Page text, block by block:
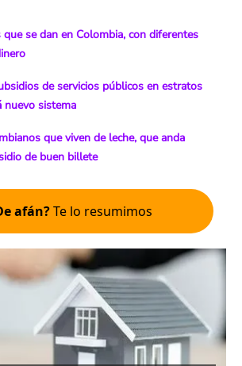
se dan en Colombia, con diferentes
de servicios públicos en estratos
nuevo sistema
que viven de leche, que anda
de buen billete
afán?Te lo resumimos